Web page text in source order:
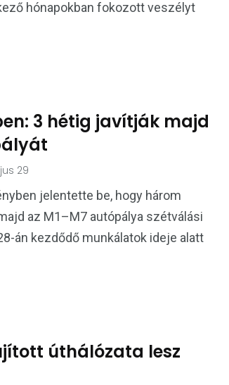
hónapokban fokozott veszélyt
3 hétig javítják majd
29
jelentette be, hogy három
az M1–M7 autópálya szétválási
án kezdődő munkálatok ideje alatt
úthálózata lesz